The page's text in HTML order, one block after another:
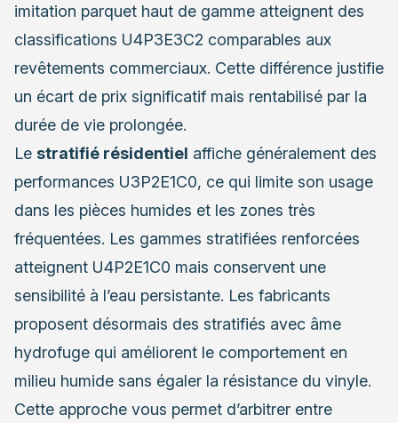
imitation parquet haut de gamme atteignent des
classifications U4P3E3C2 comparables aux
revêtements commerciaux. Cette différence justifie
un écart de prix significatif mais rentabilisé par la
durée de vie prolongée.
Le stratifié résidentiel affiche généralement des
performances U3P2E1C0, ce qui limite son usage
dans les pièces humides et les zones très
fréquentées. Les gammes stratifiées renforcées
atteignent U4P2E1C0 mais conservent une
sensibilité à l’eau persistante. Les fabricants
proposent désormais des stratifiés avec âme
hydrofuge qui améliorent le comportement en
milieu humide sans égaler la résistance du vinyle.
Cette approche vous permet d’arbitrer entre